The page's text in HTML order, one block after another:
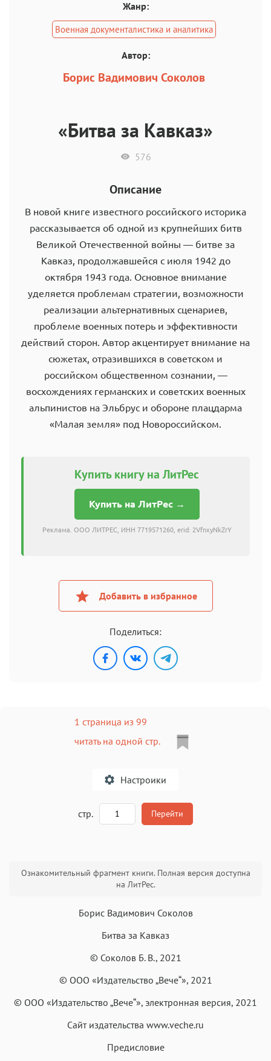
Жанр:
Военная документалистика и аналитика
Автор:
Борис Вадимович Соколов
«Битва за Кавказ»
576
Описание
В новой книге известного российского историка
рассказывается об одной из крупнейших битв
Великой Отечественной войны — битве за
Кавказ, продолжавшейся с июля 1942 до
октября 1943 года. Основное внимание
уделяется проблемам стратегии, возможности
реализации альтернативных сценариев,
проблеме военных потерь и эффективности
действий сторон. Автор акцентирует внимание на
сюжетах, отразившихся в советском и
российском общественном сознании, —
восхождениях германских и советских военных
альпинистов на Эльбрус и обороне плацдарма
«Малая земля» под Новороссийском.
Купить книгу на ЛитРес
Купить на ЛитРес →
Реклама. ООО ЛИТРЕС, ИНН 7719571260, erid: 2VfnxyNkZrY
Добавить в избранное
Поделиться:
1 страница из 99
читать на одной стр.
Настроики
Аа
Garamond
Аа
Fira Sans
Iowan
Аа
San Francisco Аа
SF Serif New York
Аа Аа
стр. Перейти
Ознакомительный фрагмент книги. Полная версия доступна
на ЛитРес.
Борис Вадимович Соколов
Битва за Кавказ
© Соколов Б. В., 2021
© ООО «Издательство „Вече“», 2021
© ООО «Издательство „Вече“», электронная версия, 2021
Сайт издательства www.veche.ru
Предисловие